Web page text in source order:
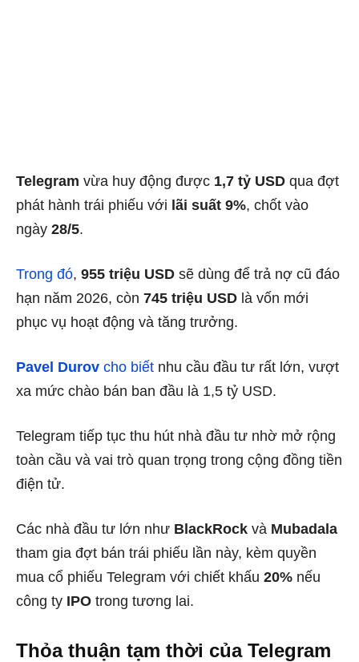
Telegram vừa huy động được 1,7 tỷ USD qua đợt
phát hành trái phiếu với lãi suất 9%, chốt vào
ngày 28/5.
Trong đó, 955 triệu USD sẽ dùng để trả nợ cũ đáo
hạn năm 2026, còn 745 triệu USD là vốn mới
phục vụ hoạt động và tăng trưởng.
Pavel Durov cho biết nhu cầu đầu tư rất lớn, vượt
xa mức chào bán ban đầu là 1,5 tỷ USD.
Telegram tiếp tục thu hút nhà đầu tư nhờ mở rộng
toàn cầu và vai trò quan trọng trong cộng đồng tiền
điện tử.
Các nhà đầu tư lớn như BlackRock và Mubadala
tham gia đợt bán trái phiếu lần này, kèm quyền
mua cổ phiếu Telegram với chiết khấu 20% nếu
công ty IPO trong tương lai.
Thỏa thuận tạm thời của Telegram